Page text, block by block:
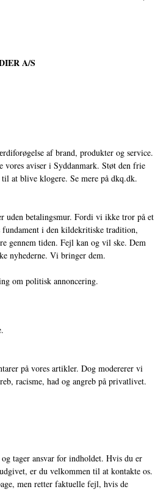
A/S
af brand, produkter og service.
aviser i Syddanmark. Støt den frie
at blive klogere. Se mere på dkq.dk.
uden betalingsmur. Fordi vi ikke tror på et
i den kildekritiske tradition,
gennem tiden. Fejl kan og vil ske. Dem
nyhederne. Vi bringer dem.
om politisk annoncering.
på vores artikler. Dog modererer vi
racisme, had og angreb på privatlivet.
tager ansvar for indholdet. Hvis du er
er du velkommen til at kontakte os.
men retter faktuelle fejl, hvis de